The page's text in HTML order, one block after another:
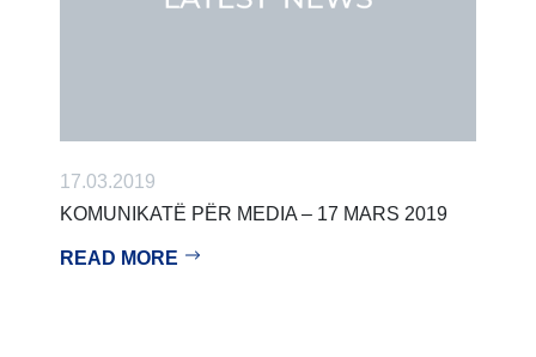
17.03.2019
KOMUNIKATË PËR MEDIA – 17 MARS 2019
READ MORE